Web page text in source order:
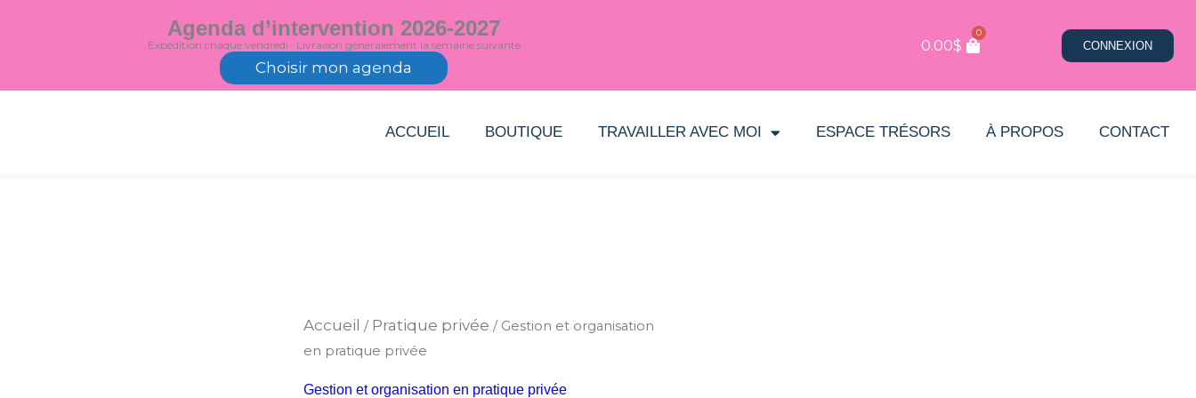
Agenda d’intervention 2026-2027
Expédition chaque vendredi · Livraison généralement la semaine suivante
Choisir mon agenda
0.00$
0
CONNEXION
ACCUEIL BOUTIQUE TRAVAILLER AVEC MOI ESPACE TRÉSORS À PROPOS CONTACT
Accueil / Pratique privée / Gestion et organisation
en pratique privée
Gestion et organisation en pratique privée
ancien